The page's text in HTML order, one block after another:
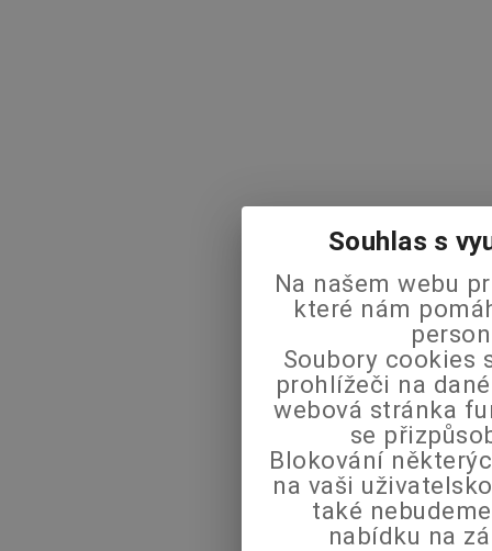
Souhlas s
Na našem webu
které nám
Soubory cookies
prohlížeči na
webová stránka
se
Blokování
na vaši
také
nabídku na